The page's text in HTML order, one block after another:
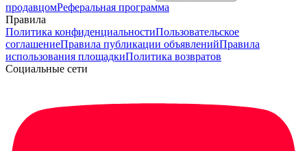
продавцомРеферальная программа
Правила
Политика конфиденциальностиПользовательское
соглашениеПравила публикации объявленийПравила
использования площадкиПолитика возвратов
Социальные сети